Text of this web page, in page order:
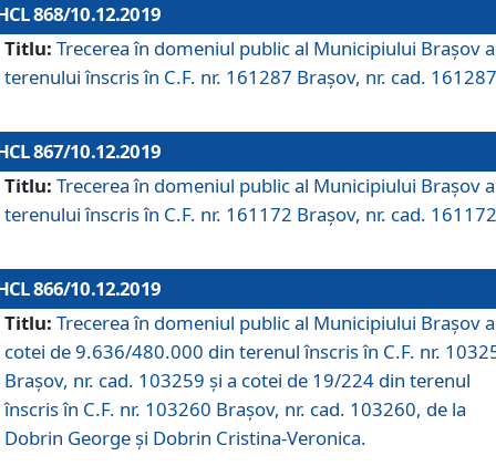
868/10.12.2019
Titlu: Trecerea în domeniul public al Municipiului Braşov a
terenului înscris în C.F. nr. 161287 Brașov, nr. cad.
867/10.12.2019
Titlu: Trecerea în domeniul public al Municipiului Braşov a
terenului înscris în C.F. nr. 161172 Brașov, nr. cad.
866/10.12.2019
Titlu: Trecerea în domeniul public al Municipiului Braşov a
cotei de 9.636/480.000 din terenul înscris în C.F. nr.
Brașov, nr. cad. 103259 și a cotei de 19/224 din terenul
înscris în C.F. nr. 103260 Brașov, nr. cad. 103260, de la
Dobrin George și Dobrin Cristina-Veronica.